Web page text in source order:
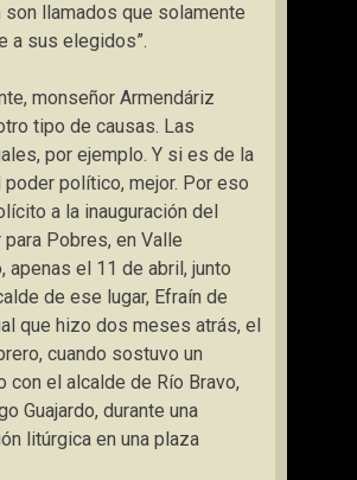
son llamados que solamente
a sus elegidos”.
monseñor Armendáriz
tipo de causas. Las
por ejemplo. Y si es de la
poder político, mejor. Por eso
a la inauguración del
para Pobres, en Valle
apenas el 11 de abril, junto
de ese lugar, Efraín de
que hizo dos meses atrás, el
cuando sostuvo un
con el alcalde de Río Bravo,
Guajardo, durante una
litúrgica en una plaza